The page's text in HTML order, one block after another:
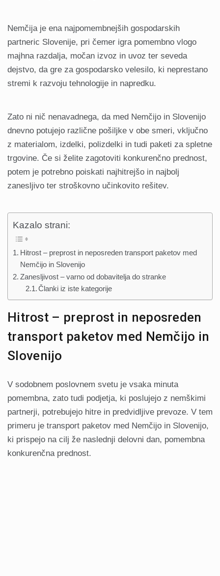
Nemčija je ena najpomembnejših gospodarskih
partneric Slovenije, pri čemer igra pomembno vlogo
majhna razdalja, močan izvoz in uvoz ter seveda
dejstvo, da gre za gospodarsko velesilo, ki neprestano
stremi k razvoju tehnologije in napredku.
Zato ni nič nenavadnega, da med Nemčijo in Slovenijo
dnevno potujejo različne pošiljke v obe smeri, vključno
z materialom, izdelki, polizdelki in tudi paketi za spletne
trgovine. Če si želite zagotoviti konkurenčno prednost,
potem je potrebno poiskati najhitrejšo in najbolj
zanesljivo ter stroškovno učinkovito rešitev.
Kazalo strani:
Hitrost – preprost in neposreden transport paketov med
Nemčijo in Slovenijo
Zanesljivost – varno od dobavitelja do stranke
Članki iz iste kategorije
Hitrost – preprost in neposreden
transport paketov med Nemčijo in
Slovenijo
V sodobnem poslovnem svetu je vsaka minuta
pomembna, zato tudi podjetja, ki poslujejo z nemškimi
partnerji, potrebujejo hitre in predvidljive prevoze. V tem
primeru je transport paketov med Nemčijo in Slovenijo,
ki prispejo na cilj že naslednji delovni dan, pomembna
konkurenčna prednost.